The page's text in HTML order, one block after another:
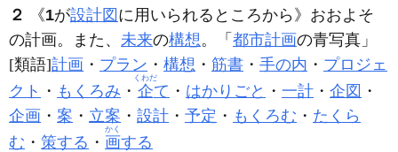
２
《1が設計図 に用いられるところから》おおよそ
の計画。また、 未来の構想。「 都市計画の青写真 」
[類語]計画 ・ プラン ・ 構想 ・ 筋書 ・ 手の内 ・ プロジェ
クト ・ もくろみ ・ 企
くわだ
て ・ はかりごと ・ 一計 ・ 企図 ・
企画 ・ 案 ・ 立案 ・ 設計 ・ 予定 ・ もくろむ ・ たくら
む ・ 策する ・ 画
かく
する